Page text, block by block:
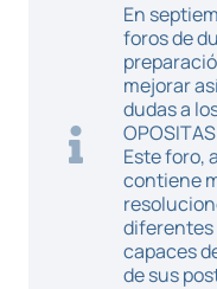
En
foros de
mejorar
dudas a
Este foro,
contiene
diferentes
capaces
de sus